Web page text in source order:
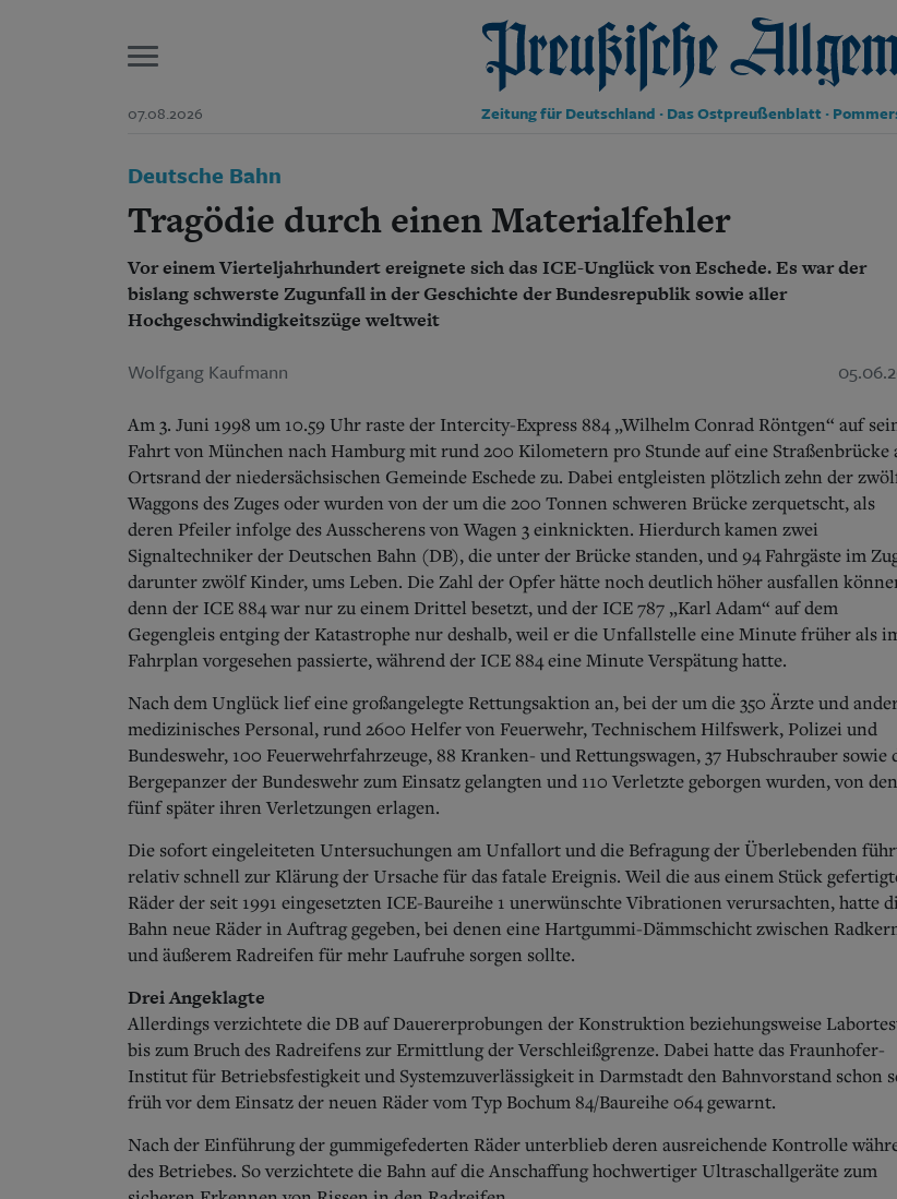
07.08.2026 Preußische Allgemeine Zeitung
Zeitung für Deutschland · Das Ostpreußenblatt ·
Start
Aktuelle Ausgabe
Abonnenten-Login
Abonnent werden
Abo Prämien
Archiv
Mediadaten
Wirtschaft
Gesellschaft
Leben
Schlesien
Danzig und Westpreußen
Bücher
Suchen und finden
Deutsche Bahn
Tragödie durch einen Materialfehler
Vor einem Vierteljahrhundert ereignete sich das ICE-Unglück von Eschede. Es war der
bislang schwerste Zugunfall in der Geschichte der Bundesrepublik sowie aller
Hochgeschwindigkeitszüge weltweit
Wolfgang Kaufmann
Am 3. Juni 1998 um 10.59 Uhr raste der Intercity-Express 884 „Wilhelm Conrad Röntgen“ auf
Fahrt von München nach Hamburg mit rund 200 Kilometern pro Stunde auf eine Straßenbrücke
Ortsrand der niedersächsischen Gemeinde Eschede zu. Dabei entgleisten plötzlich zehn der
Waggons des Zuges oder wurden von der um die 200 Tonnen schweren Brücke zerquetscht, als
deren Pfeiler infolge des Ausscherens von Wagen 3 einknickten. Hierdurch kamen zwei
Signaltechniker der Deutschen Bahn (DB), die unter der Brücke standen, und 94 Fahrgäste im
darunter zwölf Kinder, ums Leben. Die Zahl der Opfer hätte noch deutlich höher ausfallen
denn der ICE 884 war nur zu einem Drittel besetzt, und der ICE 787 „Karl Adam“ auf dem
Gegengleis entging der Katastrophe nur deshalb, weil er die Unfallstelle eine Minute früher als
Fahrplan vorgesehen passierte, während der ICE 884 eine Minute Verspätung hatte.
Nach dem Unglück lief eine großangelegte Rettungsaktion an, bei der um die 350 Ärzte und
medizinisches Personal, rund 2600 Helfer von Feuerwehr, Technischem Hilfswerk, Polizei und
Bundeswehr, 100 Feuerwehrfahrzeuge, 88 Kranken- und Rettungswagen, 37 Hubschrauber sowie
Bergepanzer der Bundeswehr zum Einsatz gelangten und 110 Verletzte geborgen wurden, von
fünf später ihren Verletzungen erlagen.
Die sofort eingeleiteten Untersuchungen am Unfallort und die Befragung der Überlebenden
relativ schnell zur Klärung der Ursache für das fatale Ereignis. Weil die aus einem Stück
Räder der seit 1991 eingesetzten ICE-Baureihe 1 unerwünschte Vibrationen verursachten, hatte
Bahn neue Räder in Auftrag gegeben, bei denen eine Hartgummi-Dämmschicht zwischen
und äußerem Radreifen für mehr Laufruhe sorgen sollte.
Drei Angeklagte
Allerdings verzichtete die DB auf Dauererprobungen der Konstruktion beziehungsweise
bis zum Bruch des Radreifens zur Ermittlung der Verschleißgrenze. Dabei hatte das Fraunhofer-
Institut für Betriebsfestigkeit und Systemzuverlässigkeit in Darmstadt den Bahnvorstand schon
früh vor dem Einsatz der neuen Räder vom Typ Bochum 84/Baureihe 064 gewarnt.
Nach der Einführung der gummigefederten Räder unterblieb deren ausreichende Kontrolle
des Betriebes. So verzichtete die Bahn auf die Anschaffung hochwertiger Ultraschallgeräte zum